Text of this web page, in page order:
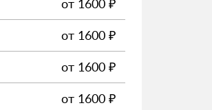
от 1600 ₽
от 1600 ₽
от 1600 ₽
от 1600 ₽